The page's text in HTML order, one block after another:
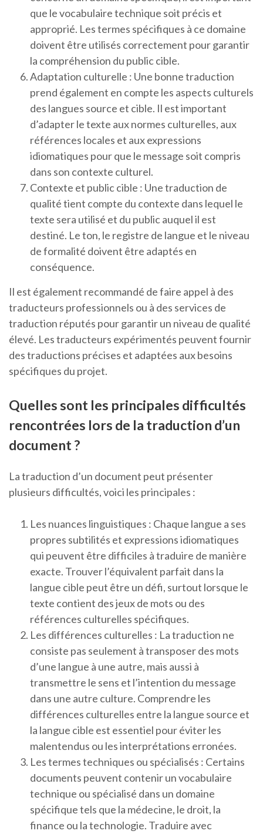
que le vocabulaire technique soit précis et
approprié. Les termes spécifiques à ce domaine
doivent être utilisés correctement pour garantir
la compréhension du public cible.
Adaptation culturelle : Une bonne traduction
prend également en compte les aspects culturels
des langues source et cible. Il est important
d’adapter le texte aux normes culturelles, aux
références locales et aux expressions
idiomatiques pour que le message soit compris
dans son contexte culturel.
Contexte et public cible : Une traduction de
qualité tient compte du contexte dans lequel le
texte sera utilisé et du public auquel il est
destiné. Le ton, le registre de langue et le niveau
de formalité doivent être adaptés en
conséquence.
Il est également recommandé de faire appel à des
traducteurs professionnels ou à des services de
traduction réputés pour garantir un niveau de qualité
élevé. Les traducteurs expérimentés peuvent fournir
des traductions précises et adaptées aux besoins
spécifiques du projet.
Quelles sont les principales difficultés
rencontrées lors de la traduction d’un
document ?
La traduction d’un document peut présenter
plusieurs difficultés, voici les principales :
Les nuances linguistiques : Chaque langue a ses
propres subtilités et expressions idiomatiques
qui peuvent être difficiles à traduire de manière
exacte. Trouver l’équivalent parfait dans la
langue cible peut être un défi, surtout lorsque le
texte contient des jeux de mots ou des
références culturelles spécifiques.
Les différences culturelles : La traduction ne
consiste pas seulement à transposer des mots
d’une langue à une autre, mais aussi à
transmettre le sens et l’intention du message
dans une autre culture. Comprendre les
différences culturelles entre la langue source et
la langue cible est essentiel pour éviter les
malentendus ou les interprétations erronées.
Les termes techniques ou spécialisés : Certains
documents peuvent contenir un vocabulaire
technique ou spécialisé dans un domaine
spécifique tels que la médecine, le droit, la
finance ou la technologie. Traduire avec